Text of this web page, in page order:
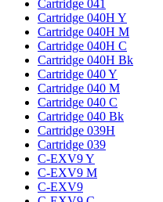
Cartridge 041
Cartridge 040H Y
Cartridge 040H M
Cartridge 040H C
Cartridge 040H Bk
Cartridge 040 Y
Cartridge 040 M
Cartridge 040 C
Cartridge 040 Bk
Cartridge 039H
Cartridge 039
C-EXV9 Y
C-EXV9 M
C-EXV9